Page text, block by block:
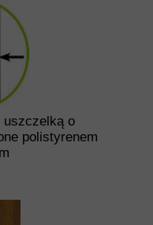
uszczelką o
polistyrenem